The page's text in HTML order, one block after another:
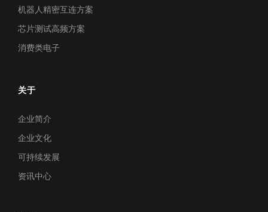
机器人精密互连方案
芯片测试高频方案
消费类电子
关于
企业简介
企业文化
可持续发展
资讯中心